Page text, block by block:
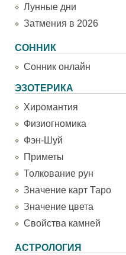
Лунные дни
Затмения в 2026
СОННИК
Сонник онлайн
ЭЗОТЕРИКА
Хиромантия
Физиогномика
Фэн-Шуй
Приметы
Толкование рун
Значение карт Таро
Значение цвета
Свойства камней
АСТРОЛОГИЯ